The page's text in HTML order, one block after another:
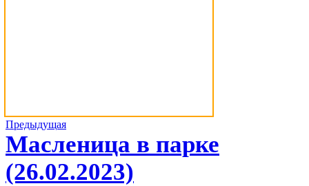
Навигация
по
альбомам
ПредыдущаяПредыдущий
Масленица в парке
(26.02.2023)